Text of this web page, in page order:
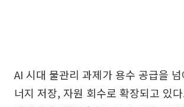
AI 시대 물관리 과제가 용수 공급을
너지 저장, 자원 회수로 확장되고 있